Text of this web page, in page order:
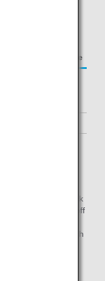
Exceeded:
292 cm)
Mileage charge
operated flight, check
or baggage drop-off
your ANA
staff that you wish